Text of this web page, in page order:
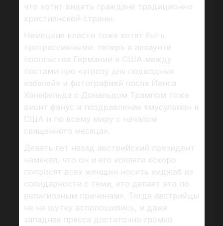
что хотят видеть граждане традиционно
христианской страны.
Немецкие власти тоже хотят быть
прогрессивными: теперь в аккаунте
посольства Германии в США между
постами про «угрозу для подводных
кабелей» и фотографией посла Йенса
Ханефельда с Дональдом Трампом тоже
висит фанус и поздравление «мусульман в
США и по всему миру с началом
священного месяца».
Девять лет назад австрийский президент
намекал, что он и его коллеги «скоро
попросят всех женщин носить хиджаб из
солидарности с теми, кто делает это по
религиозным причинам». Тогда австрийцы
не на шутку всполошились, и даже
западная пресса достаточно громко